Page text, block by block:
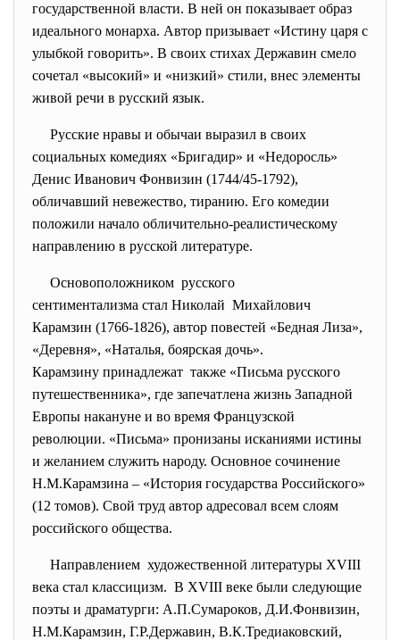
государственной власти. В ней он показывает образ
идеального монарха. Автор призывает «Истину царя с
улыбкой говорить». В своих стихах Державин смело
сочетал «высокий» и «низкий» стили, внес элементы
живой речи в русский язык.
Русские нравы и обычаи выразил в своих
социальных комедиях «Бригадир» и «Недоросль»
Денис Иванович Фонвизин (1744/45-1792),
обличавший невежество, тиранию. Его комедии
положили начало обличительно-реалистическому
направлению в русской литературе.
Основоположником русского
сентиментализма стал Николай Михайлович
Карамзин (1766-1826), автор повестей «Бедная Лиза»,
«Деревня», «Наталья, боярская дочь».
Карамзину принадлежат также «Письма русского
путешественника», где запечатлена жизнь Западной
Европы накануне и во время Французской
революции. «Письма» пронизаны исканиями истины
и желанием служить народу. Основное сочинение
Н.М.Карамзина – «История государства Российского»
(12 томов). Свой труд автор адресовал всем слоям
российского общества.
Направлением художественной литературы XVIII
века стал классицизм. В XVIII веке были следующие
поэты и драматурги: А.П.Сумароков, Д.И.Фонвизин,
Н.М.Карамзин, Г.Р.Державин, В.К.Тредиаковский,